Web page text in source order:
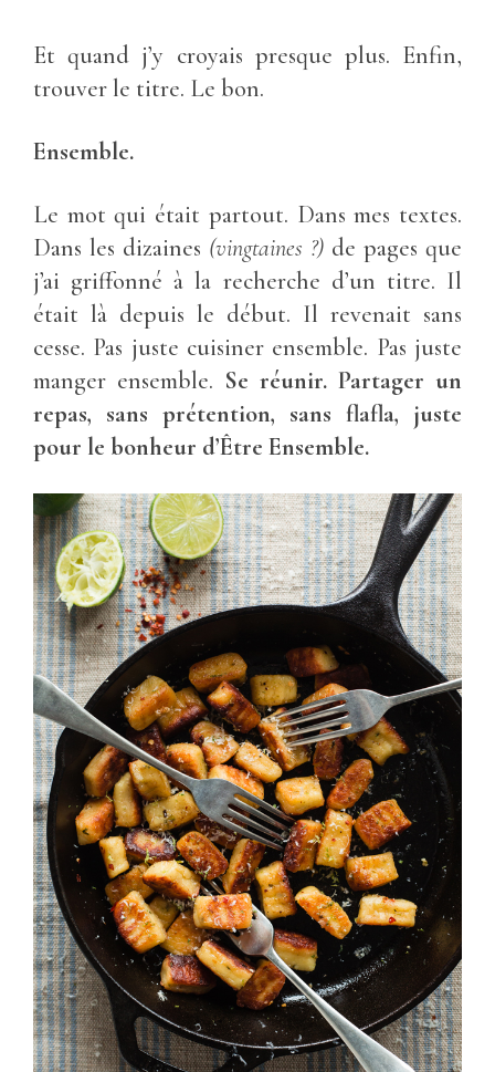
Et quand j’y croyais presque plus. Enfin,
trouver le titre. Le bon.
Ensemble.
Le mot qui était partout. Dans mes textes.
Dans les dizaines (vingtaines ?) de pages que
j’ai griffonné à la recherche d’un titre. Il
était là depuis le début. Il revenait sans
cesse. Pas juste cuisiner ensemble. Pas juste
manger ensemble. Se réunir. Partager un
repas, sans prétention, sans flafla, juste
pour le bonheur d’Être Ensemble.